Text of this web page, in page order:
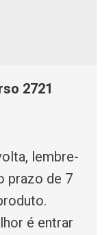
2721
lembre-
prazo de 7
é entrar